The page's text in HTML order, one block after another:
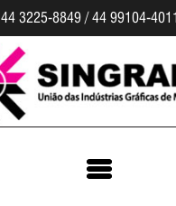
44 3225-8849 / 44 99104-4011